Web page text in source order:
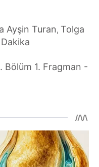
Ayşin Turan, Tolga
Bölüm 1. Fragman -